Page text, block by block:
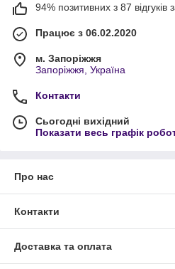
94% позитивних з 87 відгуків
Працює з 06.02.2020
м. Запоріжжя
Запоріжжя, Україна
Контакти
Сьогодні вихідний
Показати весь графік
Про нас
Контакти
Доставка та оплата